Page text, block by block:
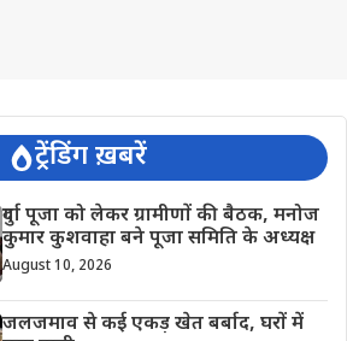
ट्रेंडिंग ख़बरें
दुर्गा पूजा को लेकर ग्रामीणों की बैठक, मनोज
कुमार कुशवाहा बने पूजा समिति के अध्यक्ष
August 10, 2026
जलजमाव से कई एकड़ खेत बर्बाद, घरों में